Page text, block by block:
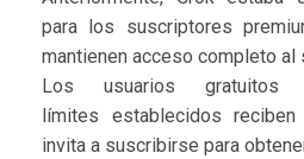
para los suscriptores
mantienen acceso completo al
Los usuarios
límites establecidos
invita a suscribirse para